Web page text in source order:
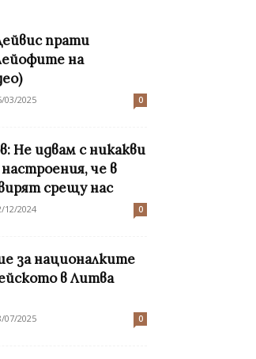
прати
на
03/2025 0
Не идвам с никакви
че в
срещу нас
12/2024 0
за националките
в Литва
07/2025 0